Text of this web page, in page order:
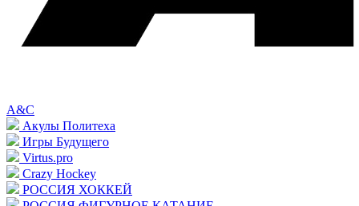
A&C
Акулы Политеха
Игры Будущего
Virtus.pro
Crazy Hockey
РОССИЯ ХОККЕЙ